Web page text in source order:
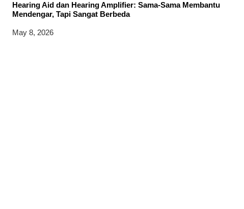
Hearing Aid dan Hearing Amplifier: Sama-Sama Membantu
Mendengar, Tapi Sangat Berbeda
May 8, 2026